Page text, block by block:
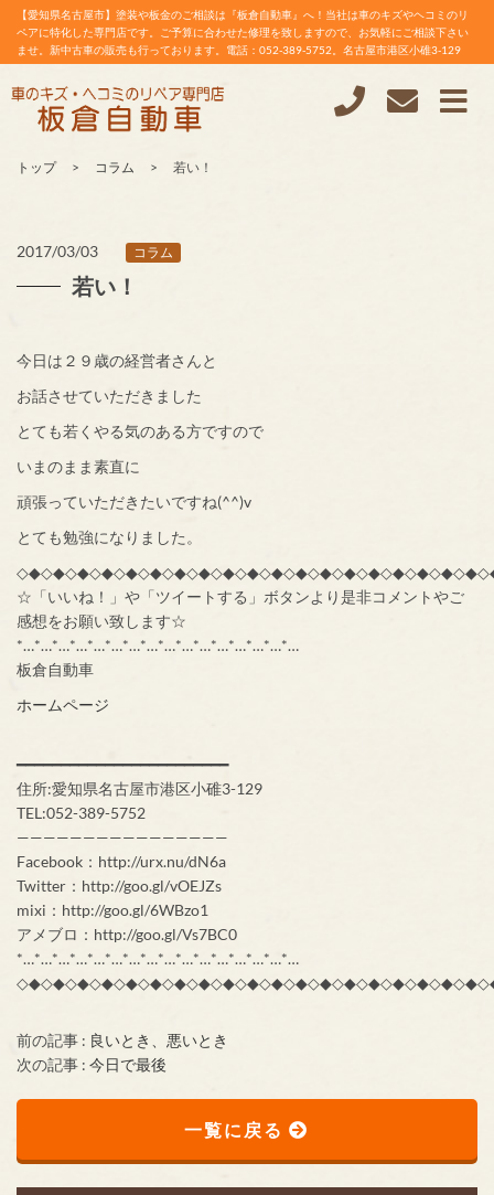
【愛知県名古屋市】塗装や板金のご相談は『板倉自動車』へ！当社は車のキズやヘコミのリ
ペアに特化した専門店です。ご予算に合わせた修理を致しますので、お気軽にご相談下さい
ませ。新中古車の販売も行っております。電話：052-389-5752。名古屋市港区小碓3-129
トップ コラム 若い！
2017/03/03 コラム
若い！
今日は２９歳の経営者さんと
お話させていただきました
とても若くやる気のある方ですので
いまのまま素直に
頑張っていただきたいですね(^^)v
とても勉強になりました。
☆「いいね！」や「ツイートする」ボタンより是非コメントやご
感想をお願い致します☆
*…*…*…*…*…*…*…*…*…*…*…*…*…*…*…*…
板倉自動車
ホームページ
━━━━━━━━━━━━━━━━━━━━━━━━
住所:愛知県名古屋市港区小碓3-129
TEL:052-389-5752
————————————————
Facebook：http://urx.nu/dN6a
Twitter：http://goo.gl/vOEJZs
mixi：http://goo.gl/6WBzo1
アメブロ：http://goo.gl/Vs7BC0
*…*…*…*…*…*…*…*…*…*…*…*…*…*…*…*…
前の記事 : 良いとき、悪いとき
次の記事 : 今日で最後
一覧に戻る